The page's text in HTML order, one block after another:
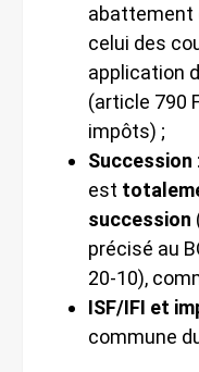
abattement
celui des
application
(article 790
impôts) ;
Succession
est
succession
précisé au
20-10),
ISF/IFI et
commune